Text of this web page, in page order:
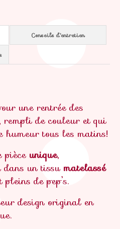
Conseils d'entretien
une rentrée des
rempli de couleur et qui
humeur tous les matins!
pièce unique,
dans un tissu matelassé
de pep’s.
design original en